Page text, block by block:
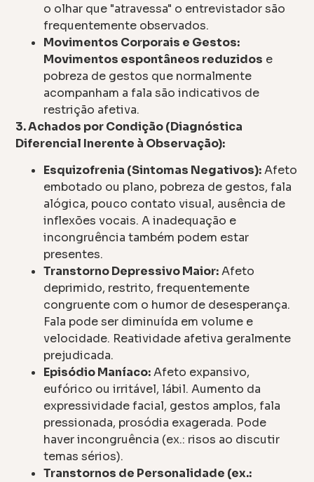
o olhar que "atravessa" o entrevistador são
frequentemente observados.
Movimentos Corporais e Gestos:
Movimentos espontâneos reduzidos e
pobreza de gestos que normalmente
acompanham a fala são indicativos de
restrição afetiva.
3. Achados por Condição (Diagnóstica
Diferencial Inerente à Observação):
Esquizofrenia (Sintomas Negativos):Afeto
embotado ou plano, pobreza de gestos, fala
alógica, pouco contato visual, ausência de
inflexões vocais. A inadequação e
incongruência também podem estar
presentes.
Transtorno Depressivo Maior:Afeto
deprimido, restrito, frequentemente
congruente com o humor de desesperança.
Fala pode ser diminuída em volume e
velocidade. Reatividade afetiva geralmente
prejudicada.
Episódio Maníaco:Afeto expansivo,
eufórico ou irritável, lábil. Aumento da
expressividade facial, gestos amplos, fala
pressionada, prosódia exagerada. Pode
haver incongruência (ex.: risos ao discutir
temas sérios).
Transtornos de Personalidade (ex.: